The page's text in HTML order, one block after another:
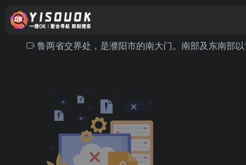
鲁两省交界处，是濮阳市的南大门。南部及东南部